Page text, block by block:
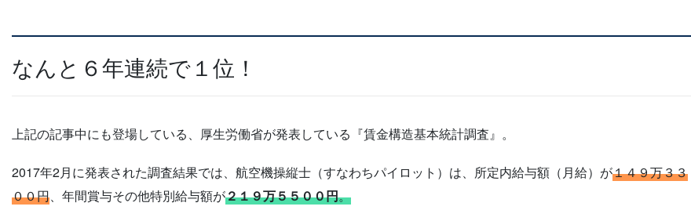
なんと６年連続で１位！
上記の記事中にも登場している、厚生労働省が発表している『賃金構造基本統計調査』。
2017年2月に発表された調査結果では、航空機操縦士（すなわちパイロット）は、所定内給与額（月給）が１４９万３３
００円、年間賞与その他特別給与額が２１９万５５００円。